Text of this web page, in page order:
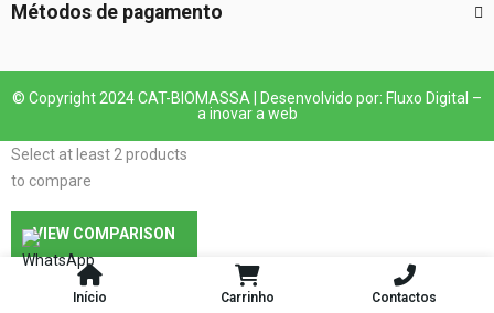
Início Carrinho Contactos
Métodos de pagamento
© Copyright 2024 CAT-BIOMASSA | Desenvolvido por: Fluxo Digital –
a inovar a web
Select at least 2 products
to compare
VIEW COMPARISON